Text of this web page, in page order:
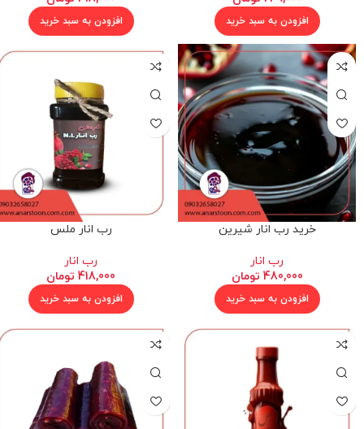
افزودن به سبد خرید افزودن به سبد خرید
خرید رب انار شیرین
رب انار
480,000 تومان
افزودن به سبد خرید
رب انار ملس
رب انار
418,000 تومان
افزودن به سبد خرید